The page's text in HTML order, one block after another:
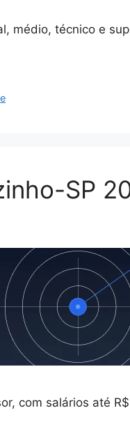
médio, técnico e
SP
com salários até